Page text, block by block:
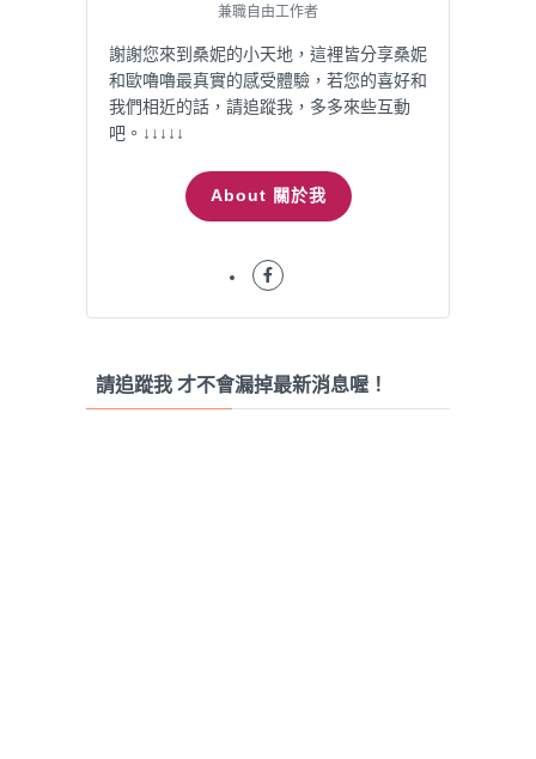
兼職自由工作者
謝謝您來到桑妮的小天地，這裡皆分享桑妮
和歐嚕嚕最真實的感受體驗，若您的喜好和
我們相近的話，請追蹤我，多多來些互動
吧。↓↓↓↓↓
About 關於我
請追蹤我 才不會漏掉最新消息喔！